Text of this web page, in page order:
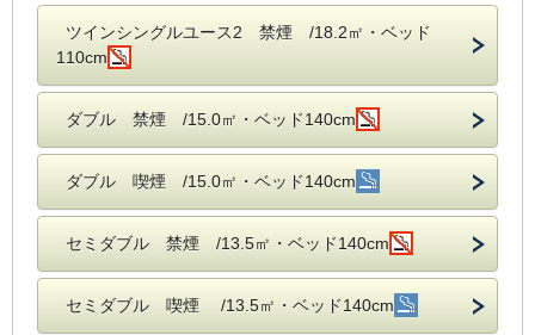
ツインシングルユース2 禁煙 /18.2㎡・ベッド
110cm
ダブル 禁煙 /15.0㎡・ベッド140cm
ダブル 喫煙 /15.0㎡・ベッド140cm
セミダブル 禁煙 /13.5㎡・ベッド140cm
セミダブル 喫煙 /13.5㎡・ベッド140cm